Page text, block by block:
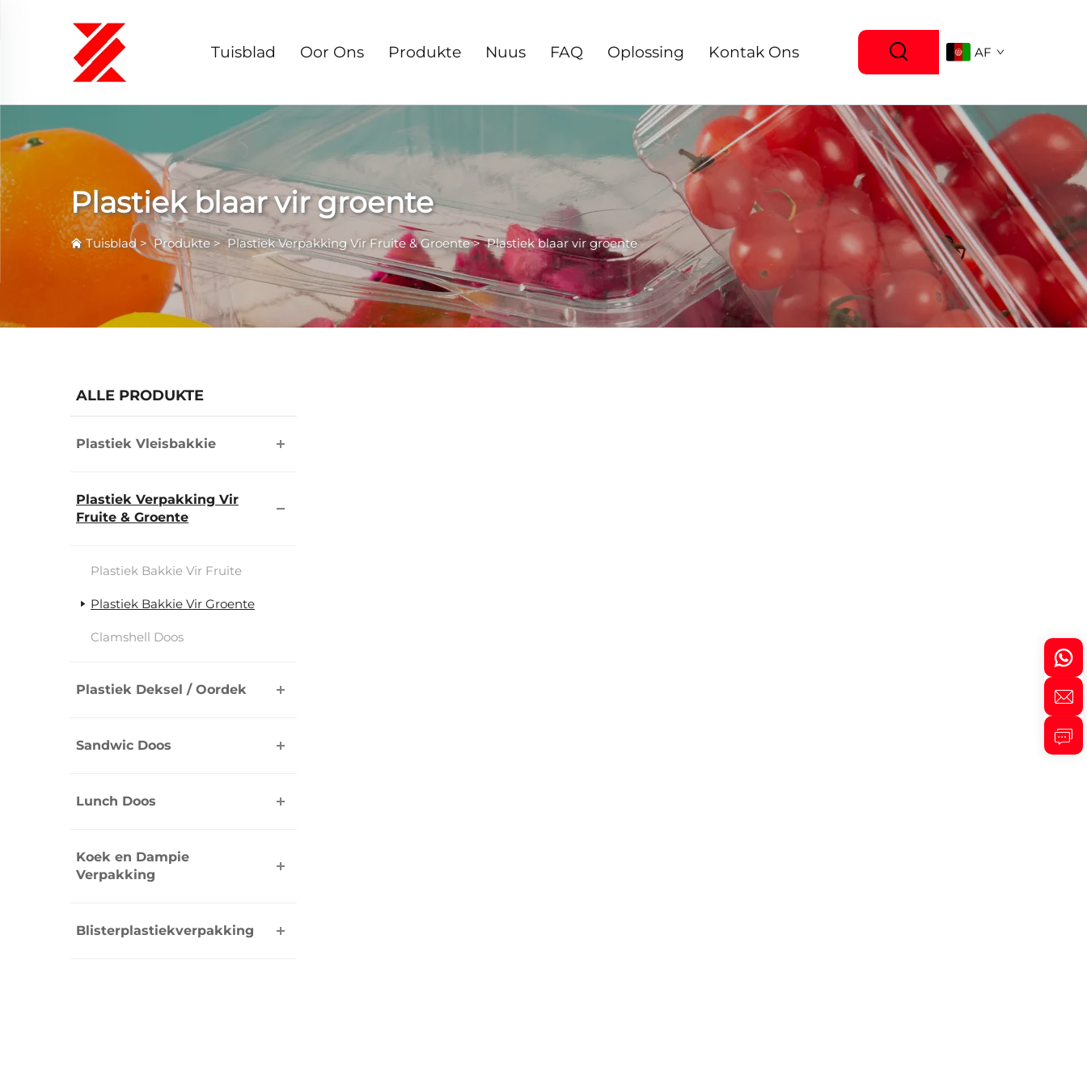
Tuisblad Oor Ons Produkte Nuus FAQ Oplossing Kontak Ons AF
Plastiek blaar vir groente
Tuisblad>Produkte>Plastiek Verpakking Vir Fruite & Groente>Plastiek blaar vir groente
ALLE PRODUKTE
Plastiek Vleisbakkie
Plastiek Verpakking Vir
Fruite & Groente
Plastiek Bakkie Vir Fruite
Plastiek Bakkie Vir Groente
Clamshell Doos
Plastiek Deksel / Oordek
Sandwic Doos
Lunch Doos
Koek en Dampie
Verpakking
Blisterplastiekverpakking